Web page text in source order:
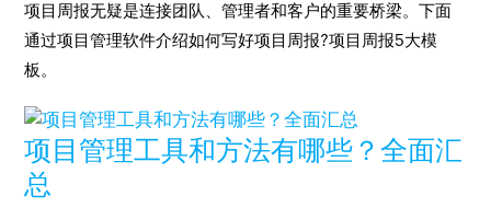
项目周报无疑是连接团队、管理者和客户的重要桥梁。下面
通过项目管理软件介绍如何写好项目周报?项目周报5大模
板。
项目管理工具和方法有哪些？全面汇
总